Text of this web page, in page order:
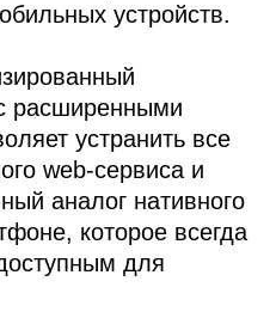
устройств.
расширенными
устранить все
web-сервиса и
аналог нативного
которое всегда
для